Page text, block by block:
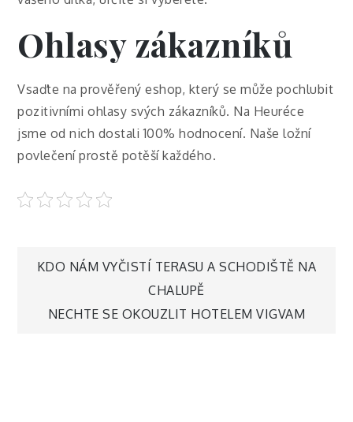
Ohlasy zákazníků
Vsaďte na prověřený eshop, který se může pochlubit
pozitivními ohlasy svých zákazníků. Na Heuréce
jsme od nich dostali 100% hodnocení. Našeložní
povlečeníprostě potěší každého.
Navigace
pro
KDO NÁM VYČISTÍ TERASU A SCHODIŠTĚ NA
CHALUPĚ
NECHTE SE OKOUZLIT HOTELEM VIGVAM